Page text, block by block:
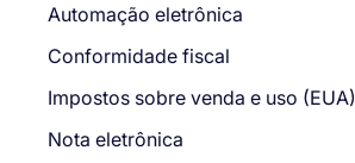
Automação eletrônica
Conformidade fiscal
Impostos sobre venda e uso (EUA)
Nota eletrônica